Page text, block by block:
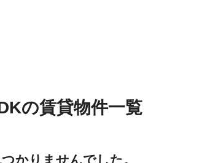
の賃貸物件一覧
かりませんでした。